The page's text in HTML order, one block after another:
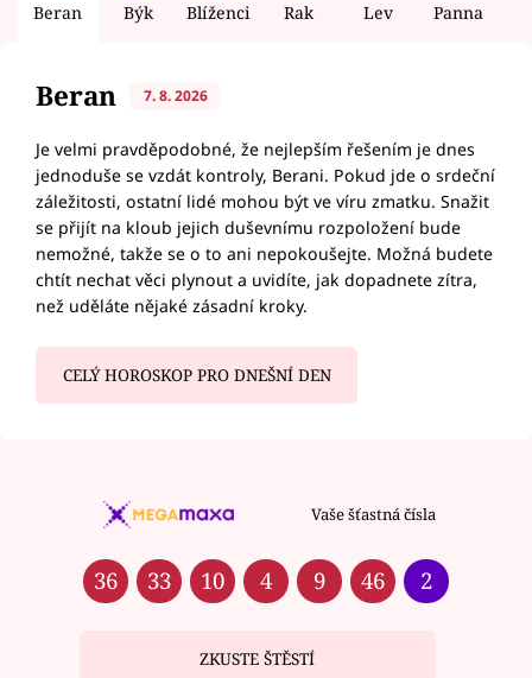
Beran Býk Blíženci Rak Lev Panna
Beran 7. 8. 2026
Je velmi pravděpodobné, že nejlepším řešením je dnes
jednoduše se vzdát kontroly, Berani. Pokud jde o srdeční
záležitosti, ostatní lidé mohou být ve víru zmatku. Snažit
se přijít na kloub jejich duševnímu rozpoložení bude
nemožné, takže se o to ani nepokoušejte. Možná budete
chtít nechat věci plynout a uvidíte, jak dopadnete zítra,
než uděláte nějaké zásadní kroky.
CELÝ HOROSKOP PRO DNEŠNÍ DEN
Vaše šťastná čísla
36 33 10 4 9 46 2
ZKUSTE ŠTĚSTÍ